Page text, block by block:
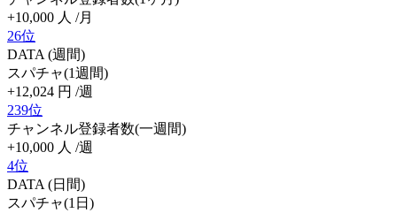
+10,000 人 /月
26位
DATA (週間)
スパチャ(1週間)
+12,024 円 /週
239位
チャンネル登録者数(一週間)
+10,000 人 /週
4位
DATA (日間)
スパチャ(1日)